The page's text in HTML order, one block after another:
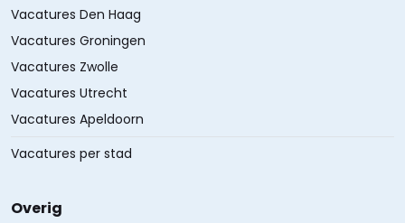
Vacatures Den Haag
Vacatures Groningen
Vacatures Zwolle
Vacatures Utrecht
Vacatures Apeldoorn
Vacatures per stad
Overig